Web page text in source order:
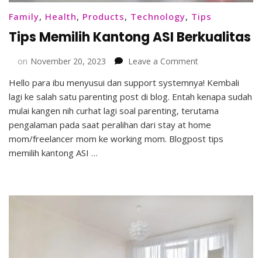
Family, Health, Products, Technology, Tips
Tips Memilih Kantong ASI Berkualitas
on November 20, 2023 Leave a Commenton
Memilih
Kantong
ASI
Berkualitas
Hello para ibu menyusui dan support systemnya! Kembali
lagi ke salah satu parenting post di blog. Entah kenapa sudah
mulai kangen nih curhat lagi soal parenting, terutama
pengalaman pada saat peralihan dari stay at home
mom/freelancer mom ke working mom. Blogpost tips
memilih kantong ASI …